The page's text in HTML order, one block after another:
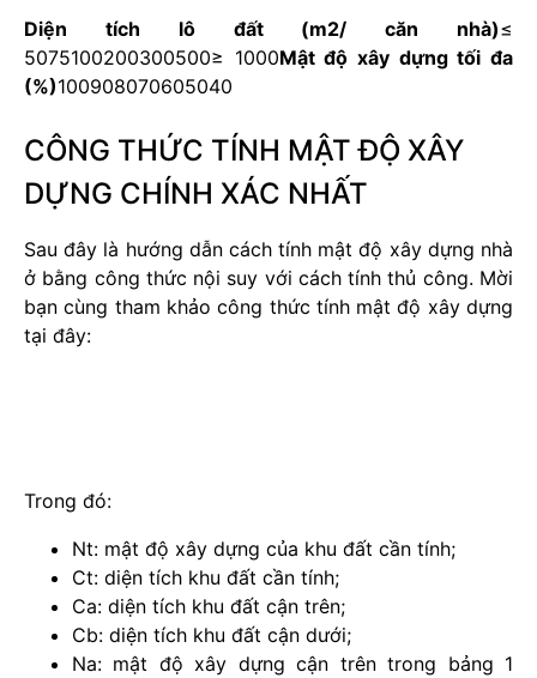
Diện tích lô đất (m2/ căn nhà)≤
5075100200300500≥ 1000Mật độ xây dựng tối đa
(%)100908070605040
CÔNG THỨC TÍNH MẬT ĐỘ XÂY
DỰNG CHÍNH XÁC NHẤT
Sau đây là hướng dẫn cách tính mật độ xây dựng nhà
ở bằng công thức nội suy với cách tính thủ công. Mời
bạn cùng tham khảo công thức tính mật độ xây dựng
tại đây:
Trong đó:
Nt: mật độ xây dựng của khu đất cần tính;
Ct: diện tích khu đất cần tính;
Ca: diện tích khu đất cận trên;
Cb: diện tích khu đất cận dưới;
Na: mật độ xây dựng cận trên trong bảng 1